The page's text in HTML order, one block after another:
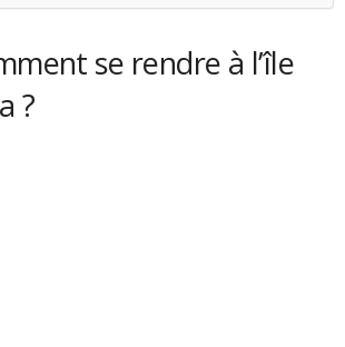
se rendre à l’île
?